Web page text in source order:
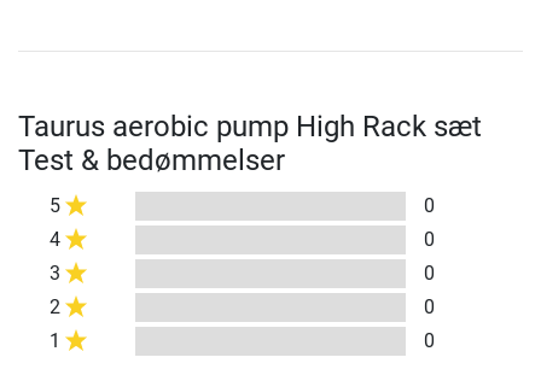
Taurus aerobic pump High Rack sæt
Test & bedømmelser
5
0
4
0
3
0
2
0
1
0